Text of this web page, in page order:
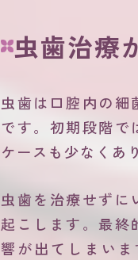
虫歯治療
虫歯は口腔内の細
です。初期段階
ケースも少なくあ
虫歯を治療せず
起こします。最終
響が出てしまい